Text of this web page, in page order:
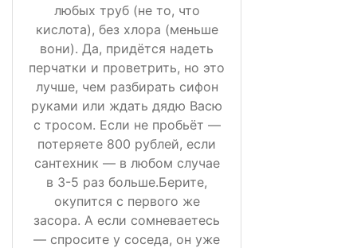
любых труб (не то, что
кислота), без хлора (меньше
вони). Да, придётся надеть
перчатки и проветрить, но это
лучше, чем разбирать сифон
руками или ждать дядю Васю
с тросом. Если не пробьёт —
потеряете 800 рублей, если
сантехник — в любом случае
в 3-5 раз больше.Берите,
окупится с первого же
засора. А если сомневаетесь
— спросите у соседа, он уже